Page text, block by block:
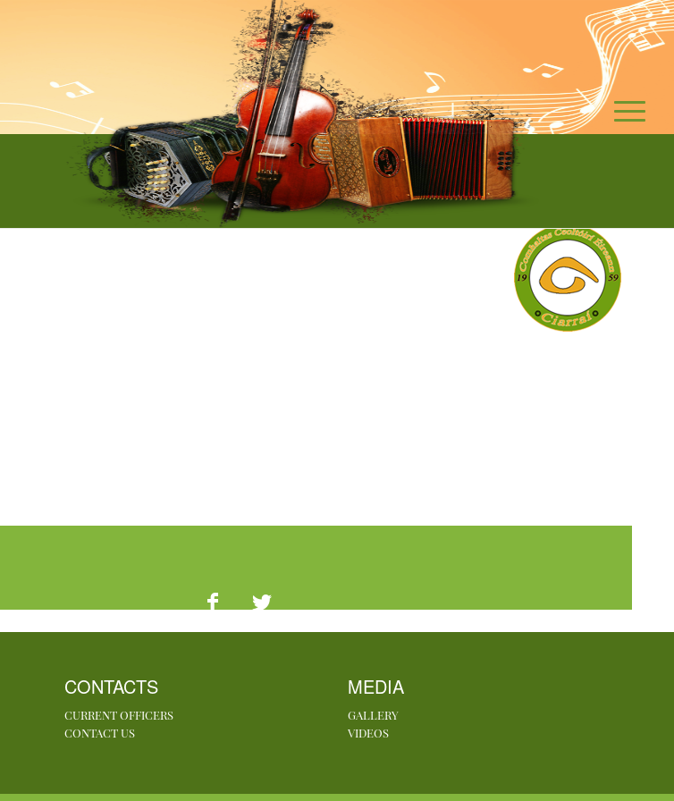
CONTACTS
CURRENT OFFICERS
CONTACT US
MEDIA
GALLERY
VIDEOS